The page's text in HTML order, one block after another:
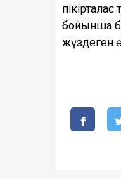
бойынша
жүздеген